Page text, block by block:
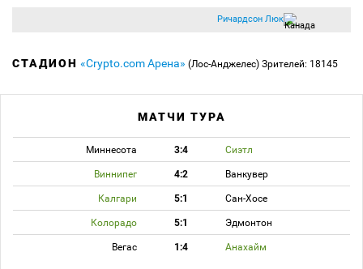
Ричардсон Люк
СТАДИОН «Crypto.com Арена» (Лос-Анджелес) Зрителей: 18145
МАТЧИ ТУРА
Миннесота 3:4 Сиэтл
Виннипег 4:2 Ванкувер
Калгари 5:1 Сан-Хосе
Колорадо 5:1 Эдмонтон
Вегас 1:4 Анахайм